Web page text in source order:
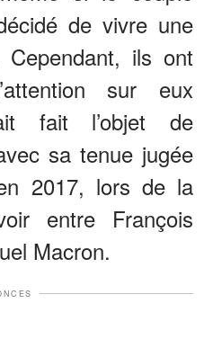
de vivre une
ils ont
sur eux
fait l’objet de
sa tenue jugée
2017, lors de la
entre François
Macron.